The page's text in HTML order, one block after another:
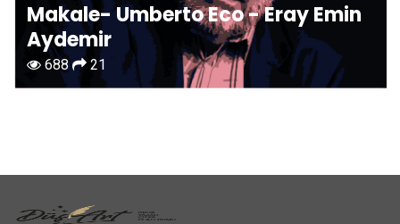
Makale- Umberto Eco - Eray Emin
Aydemir
688 21